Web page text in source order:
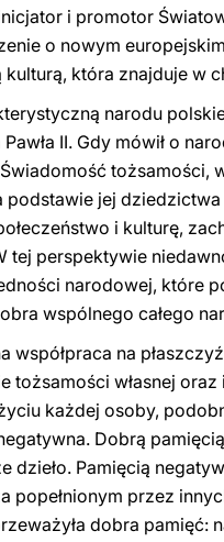
inicjator i promotor
o nowym
która znajduje w
narodu
II. Gdy mówił o
tożsamości,
podstawie jej
i kulturę,
tej perspektywie
narodowej, które
wspólnego całego
współpraca na
tożsamości własnej
każdej osoby,
Dobrą
dzieło. Pamięcią
popełnionym przez
dobra pamięć: